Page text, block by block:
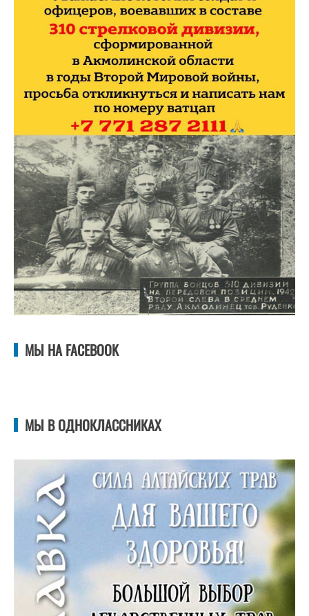
МЫ НА FACEBOOK
МЫ В ОДНОКЛАССНИКАХ